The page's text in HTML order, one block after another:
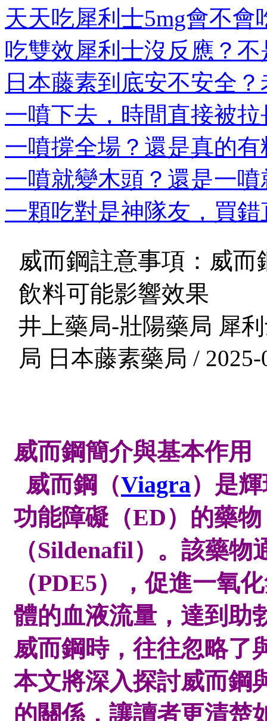
天天吃犀利士5mg會不會
吃雙效犀利士沒反應？
日本藤素到底安不安全
一噴下去，時間直接被
一噴撐全場？還是真的
一噴就變木頭？還是一
一顆吃對是神隊友，買
威而鋼註意事項：威
飲料可能影響效果
井上藥局-壯陽藥局 犀
局 日本藤素藥局 / 2025-
威而鋼簡介與基本作用
威而鋼（Viagra）是
功能障礙（ED）的藥
（Sildenafil）。該藥
（PDE5），促進一氧
體的血液流量，達到助
威而鋼時，往往忽略了
本文將深入探討威而鋼
的關係，讓讀者更清楚